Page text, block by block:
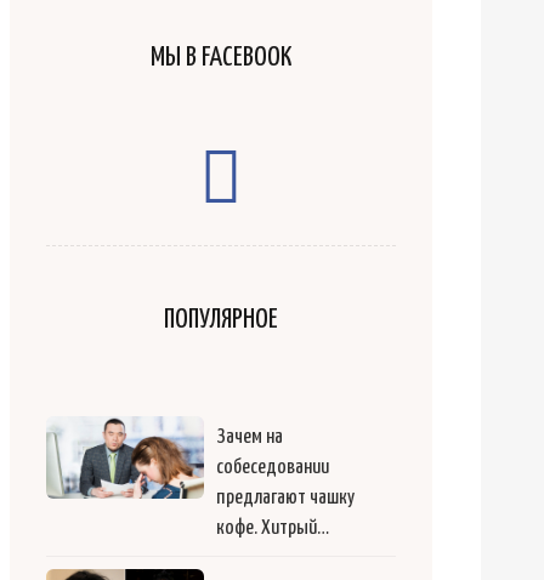
МЫ В FACEBOOK
ПОПУЛЯРНОЕ
Зачем на
собеседовании
предлагают чашку
кофе. Хитрый…